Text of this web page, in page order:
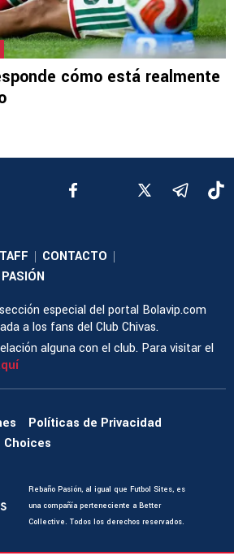
cómo está realmente
| CONTACTO |
especial del portal Bolavip.com
a los fans del Club Chivas.
alguna con el club. Para visitar el
Políticas de Privacidad
Choices
Rebaño Pasión, al igual que Futbol Sites, es
una compañía perteneciente a Better
Collective. Todos los derechos reservados.